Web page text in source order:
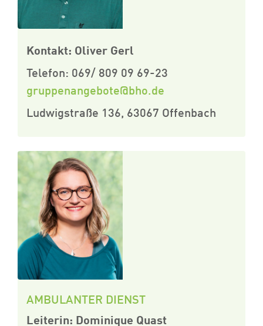
Kontakt: Oliver Gerl
Telefon: 069/ 809 09 69-23
gruppenangebote@bho.de
Ludwigstraße 136, 63067 Offenbach
AMBULANTER DIENST
Leiterin: Dominique Quast